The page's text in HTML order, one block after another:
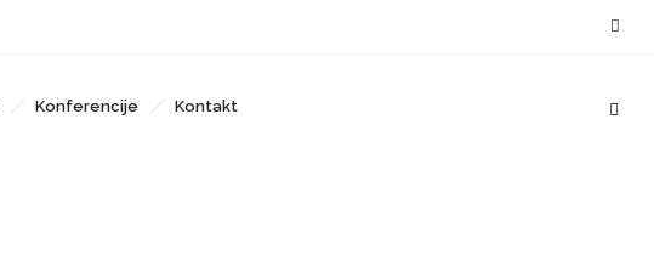
Konferencije Kontakt